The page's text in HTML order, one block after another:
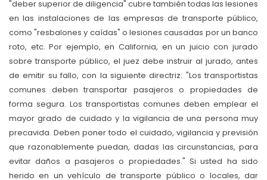
"deber superior de diligencia" cubre también todas las lesiones
en las instalaciones de las empresas de transporte público,
como "resbalones y caídas" o lesiones causadas por un banco
roto, etc. Por ejemplo, en California, en un juicio con jurado
sobre transporte público, el juez debe instruir al jurado, antes
de emitir su fallo, con la siguiente directriz: "Los transportistas
comunes deben transportar pasajeros o propiedades de
forma segura. Los transportistas comunes deben emplear el
mayor grado de cuidado y la vigilancia de una persona muy
precavida. Deben poner todo el cuidado, vigilancia y previsión
que razonablemente puedan, dadas las circunstancias, para
evitar daños a pasajeros o propiedades." Si usted ha sido
herido en un vehículo de transporte público o locales, dar